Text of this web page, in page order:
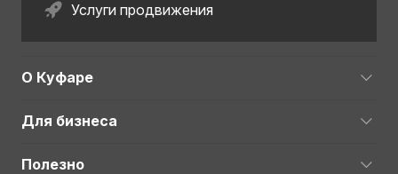
Услуги продвижения
О Куфаре
Для бизнеса
Полезно